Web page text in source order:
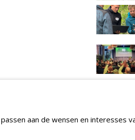
aan de wensen en interesses